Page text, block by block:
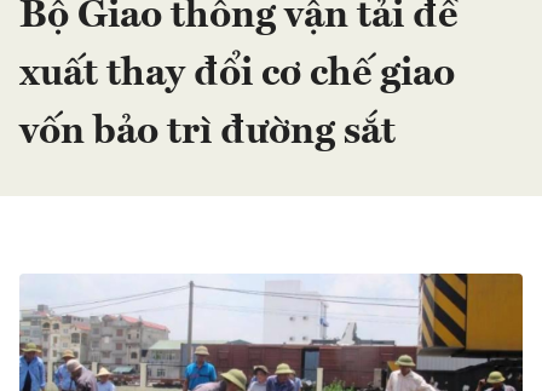
Bộ Giao thông vận tải đề
xuất thay đổi cơ chế giao
vốn bảo trì đường sắt